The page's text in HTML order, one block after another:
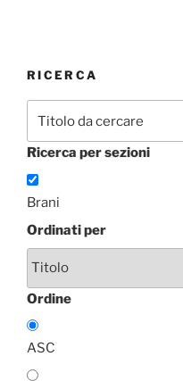
RICERCA
Ricerca per sezioni
Brani
Ordinati per
Ordine
ASC